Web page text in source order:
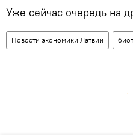
Уже сейчас очередь на
Новости экономики Латвии